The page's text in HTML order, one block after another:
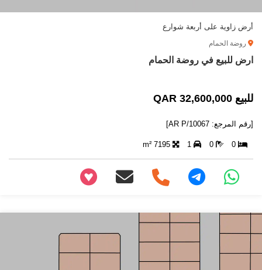
أرض زاوية على أربعة شوارع
روضة الحمام
ارض للبيع في روضة الحمام
للبيع 32,600,000 QAR
[رقم المرجع: AR P/10067]
0
0
1
7195 m²